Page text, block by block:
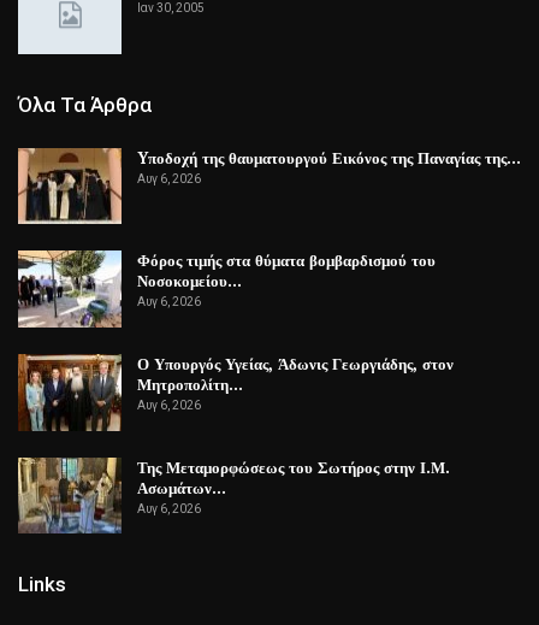
Ιαν 30, 2005
Όλα Τα Άρθρα
Yποδοχή της θαυματουργού Εικόνος της Παναγίας της…
Αυγ 6, 2026
Φόρος τιμής στα θύματα βομβαρδισμού του
Νοσοκομείου…
Αυγ 6, 2026
Ο Υπουργός Υγείας, Άδωνις Γεωργιάδης, στον
Μητροπολίτη…
Αυγ 6, 2026
Της Μεταμορφώσεως του Σωτήρος στην Ι.Μ.
Ασωμάτων…
Αυγ 6, 2026
Links